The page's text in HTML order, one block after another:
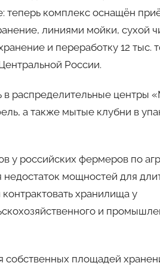
теперь комплекс оснащён
линиями мойки, сухой
и переработку 12 тыс.
России.
в распределительные центры
а также мытые клубни в
у российских фермеров по
мощностей для
хранилища у
и
собственных площадей